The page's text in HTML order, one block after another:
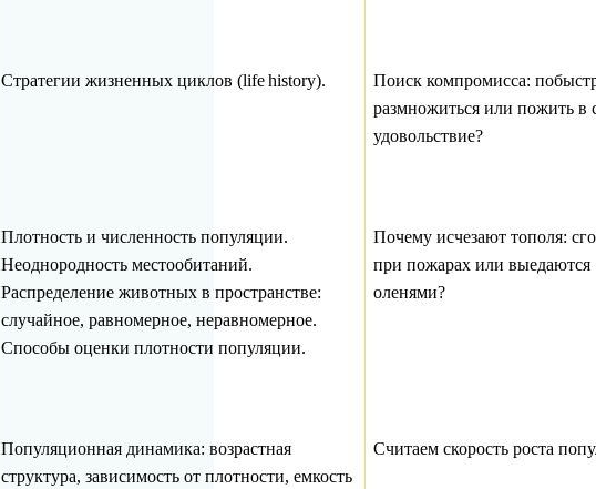
Стратегии жизненных циклов (lifehistory).
Поиск компромисса:
размножиться или пожить в
удовольствие?
Плотность и численность популяции.
Неоднородность местообитаний.
Распределение животных в пространстве:
случайное, равномерное, неравномерное.
Способы оценки плотности популяции.
Почему исчезают тополя:
при пожарах или выедаются
оленями?
Популяционная динамика: возрастная
структура, зависимость от плотности, емкость
Считаем скорость роста